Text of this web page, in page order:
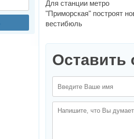
Для станции метро
"Приморская" построят
вестибюль
Оставить